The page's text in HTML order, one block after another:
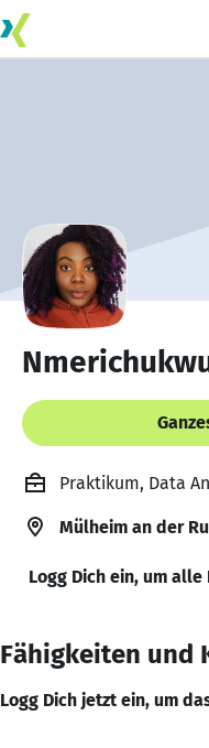
Praktikum, Data
Mülheim an der
Logg Dich ein, um alle
Fähigkeiten und
Logg Dich jetzt ein, um